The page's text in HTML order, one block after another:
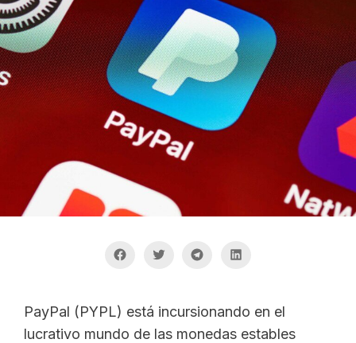
PayPal (PYPL) está incursionando en el
lucrativo mundo de las monedas estables